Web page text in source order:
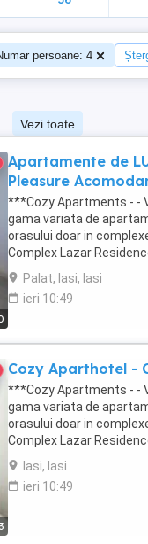
persoane: 4
Vezi toate
Apartamente de
Pleasure
***Cozy Apartments - -
gama variata de
orasului doar in
Complex Lazar
Residence; *Zona Palas
Palat, Iasi, Iasi
ieri 10:49
Cozy Aparthotel -
***Cozy Apartments - -
gama variata de
orasului doar in
Complex Lazar
Residence; *Zona Palas
Iasi, Iasi
ieri 10:49